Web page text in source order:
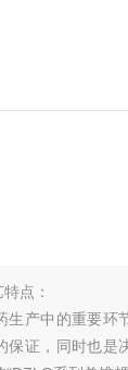
点：
生产中的重要环
保证，同时也是